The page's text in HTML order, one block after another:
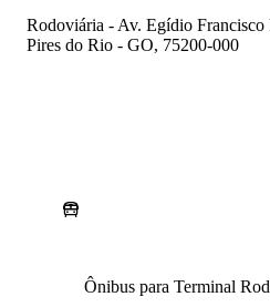
Rodoviária - Av. Egídio
Pires do Rio - GO, 75200-000
Ônibus para Terminal